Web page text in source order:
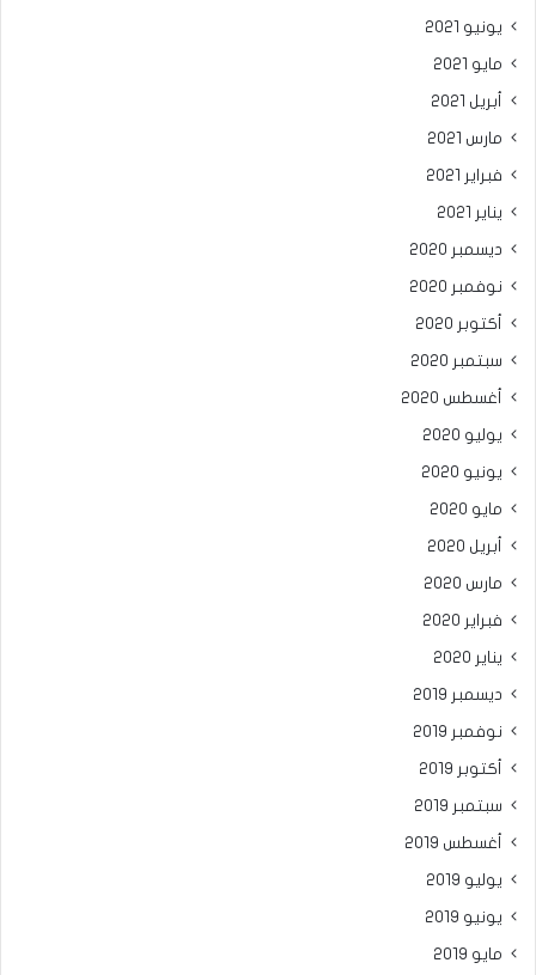
يونيو 2021
مايو 2021
أبريل 2021
مارس 2021
فبراير 2021
يناير 2021
ديسمبر 2020
نوفمبر 2020
أكتوبر 2020
سبتمبر 2020
أغسطس 2020
يوليو 2020
يونيو 2020
مايو 2020
أبريل 2020
مارس 2020
فبراير 2020
يناير 2020
ديسمبر 2019
نوفمبر 2019
أكتوبر 2019
سبتمبر 2019
أغسطس 2019
يوليو 2019
يونيو 2019
مايو 2019